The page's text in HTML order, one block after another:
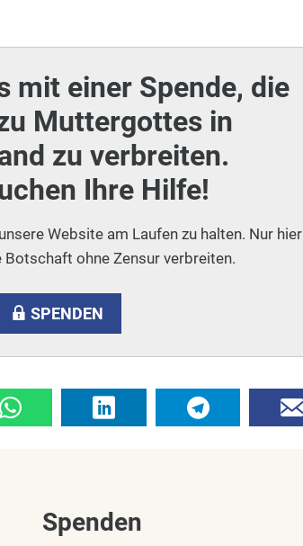
mit einer Spende, die
Muttergottes in
zu verbreiten.
Ihre Hilfe!
Website am Laufen zu halten. Nur hier
Botschaft ohne Zensur verbreiten.
SPENDEN
Spenden